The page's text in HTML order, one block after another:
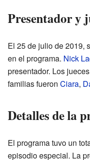
Presentador y
El 25 de julio de 2019,
en el programa. Nick
presentador. Los
familias fueron Ciara,
Detalles de la
El programa tuvo un
episodio especial. La